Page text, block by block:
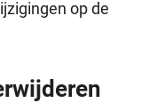
op de